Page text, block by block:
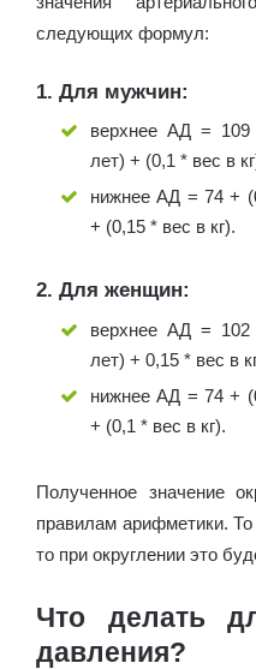
следующих формул:
1. Для мужчин:
верхнее АД = 109
лет) + (0,1 * вес в
нижнее АД = 74 +
+ (0,15 * вес в кг).
2. Для женщин:
верхнее АД = 102
лет) + 0,15 * вес в
нижнее АД = 74 +
+ (0,1 * вес в кг).
Полученное значение
правилам арифметики.
то при округлении это
Что делать
давления?